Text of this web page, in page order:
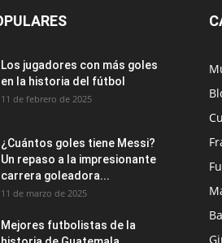
Los jugadores con más goles
en la historia del fútbol
11 de febrero de 2025
¿Cuántos goles tiene Messi?
Un repaso a la impresionante
carrera goleadora...
11 de marzo de 2025
Mejores futbolistas de la